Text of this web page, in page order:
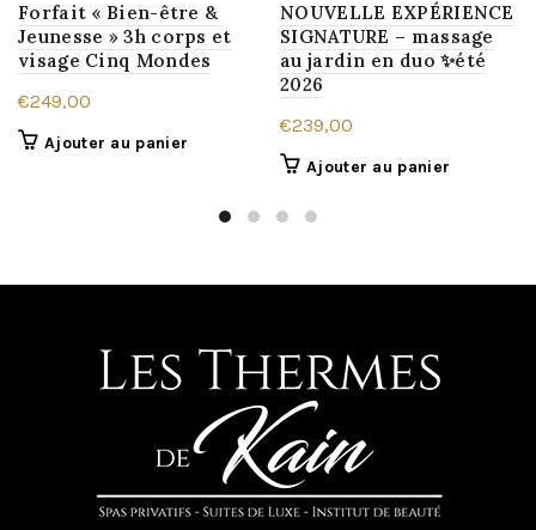
Forfait « Bien-être &
Jeunesse » 3h corps et
visage Cinq Mondes
€249,00
Ajouter au panier
NOUVELLE EXPÉRIENCE
SIGNATURE – massage
au jardin en duo ✨été
2026
€239,00
Ajouter au panier